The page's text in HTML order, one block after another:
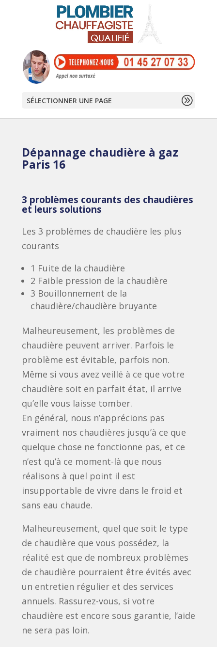
SÉLECTIONNER UNE PAGE
Dépannage chaudière à gaz
Paris 16
3 problèmes courants des chaudières
et leurs solutions
Les 3 problèmes de chaudière les plus
courants
1 Fuite de la chaudière
2 Faible pression de la chaudière
3 Bouillonnement de la
chaudière/chaudière bruyante
Malheureusement, les problèmes de
chaudière peuvent arriver. Parfois le
problème est évitable, parfois non.
Même si vous avez veillé à ce que votre
chaudière soit en parfait état, il arrive
qu’elle vous laisse tomber.
En général, nous n’apprécions pas
vraiment nos chaudières jusqu’à ce que
quelque chose ne fonctionne pas, et ce
n’est qu’à ce moment-là que nous
réalisons à quel point il est
insupportable de vivre dans le froid et
sans eau chaude.
Malheureusement, quel que soit le type
de chaudière que vous possédez, la
réalité est que de nombreux problèmes
de chaudière pourraient être évités avec
un entretien régulier et des services
annuels. Rassurez-vous, si votre
chaudière est encore sous garantie, l’aide
ne sera pas loin.